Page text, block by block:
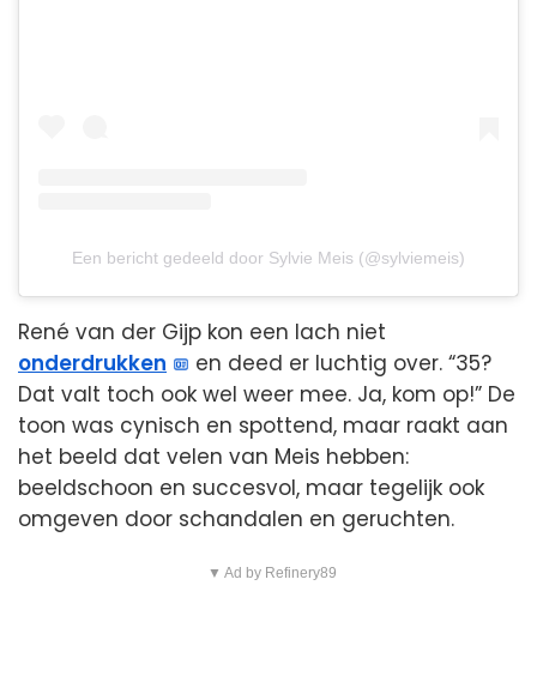
Een bericht gedeeld door Sylvie Meis (@sylviemeis)
René van der Gijp kon een lach niet
onderdrukken
en deed er luchtig over. “35?
Dat valt toch ook wel weer mee. Ja, kom op!” De
toon was cynisch en spottend, maar raakt aan
het beeld dat velen van Meis hebben:
beeldschoon en succesvol, maar tegelijk ook
omgeven door schandalen en geruchten.
▼ Ad by Refinery89